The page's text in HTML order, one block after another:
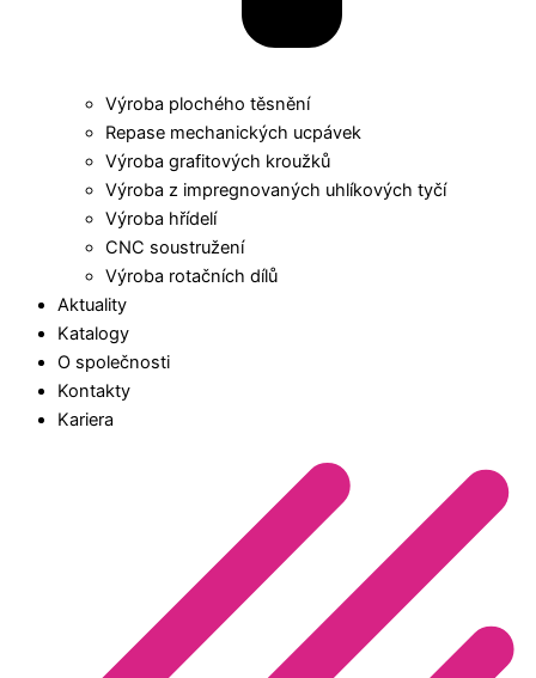
Výroba plochého těsnění
Repase mechanických ucpávek
Výroba grafitových kroužků
Výroba z impregnovaných uhlíkových tyčí
Výroba hřídelí
CNC soustružení
Výroba rotačních dílů
Aktuality
Katalogy
O společnosti
Kontakty
Kariera